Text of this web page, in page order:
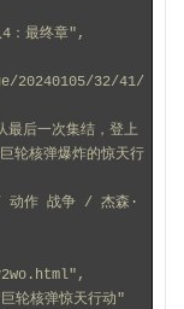
死队4：最终章",
32/41/
轮核弹爆炸的惊天行
"巨轮核弹惊天行动"